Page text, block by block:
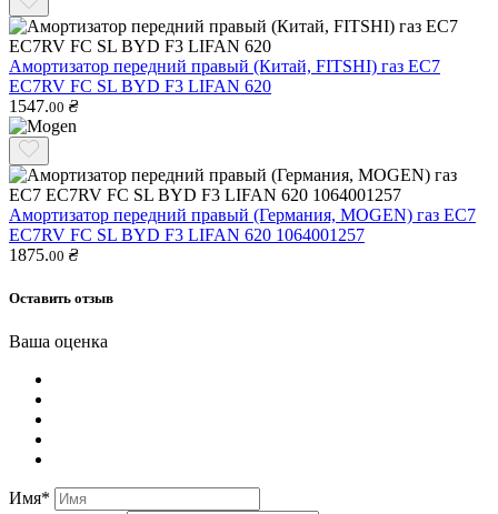
Амортизатор передний правый (Китай, FITSHI) газ EC7
EC7RV FC SL BYD F3 LIFAN 620
1547.00 ₴
Амортизатор передний правый (Германия, MOGEN) газ EC7
EC7RV FC SL BYD F3 LIFAN 620 1064001257
1875.00 ₴
Оставить отзыв
Ваша оценка
Имя*